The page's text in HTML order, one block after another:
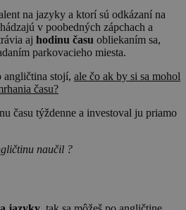
na jazyky a ktorí sú odkázaní na
v poobedných zápchach a
aj hodinu času obliekaním sa,
parkovacieho miesta.
angličtina stojí, ale čo ak by si sa mohol
času?
času týždenne a investoval ju priamo
naučil ?